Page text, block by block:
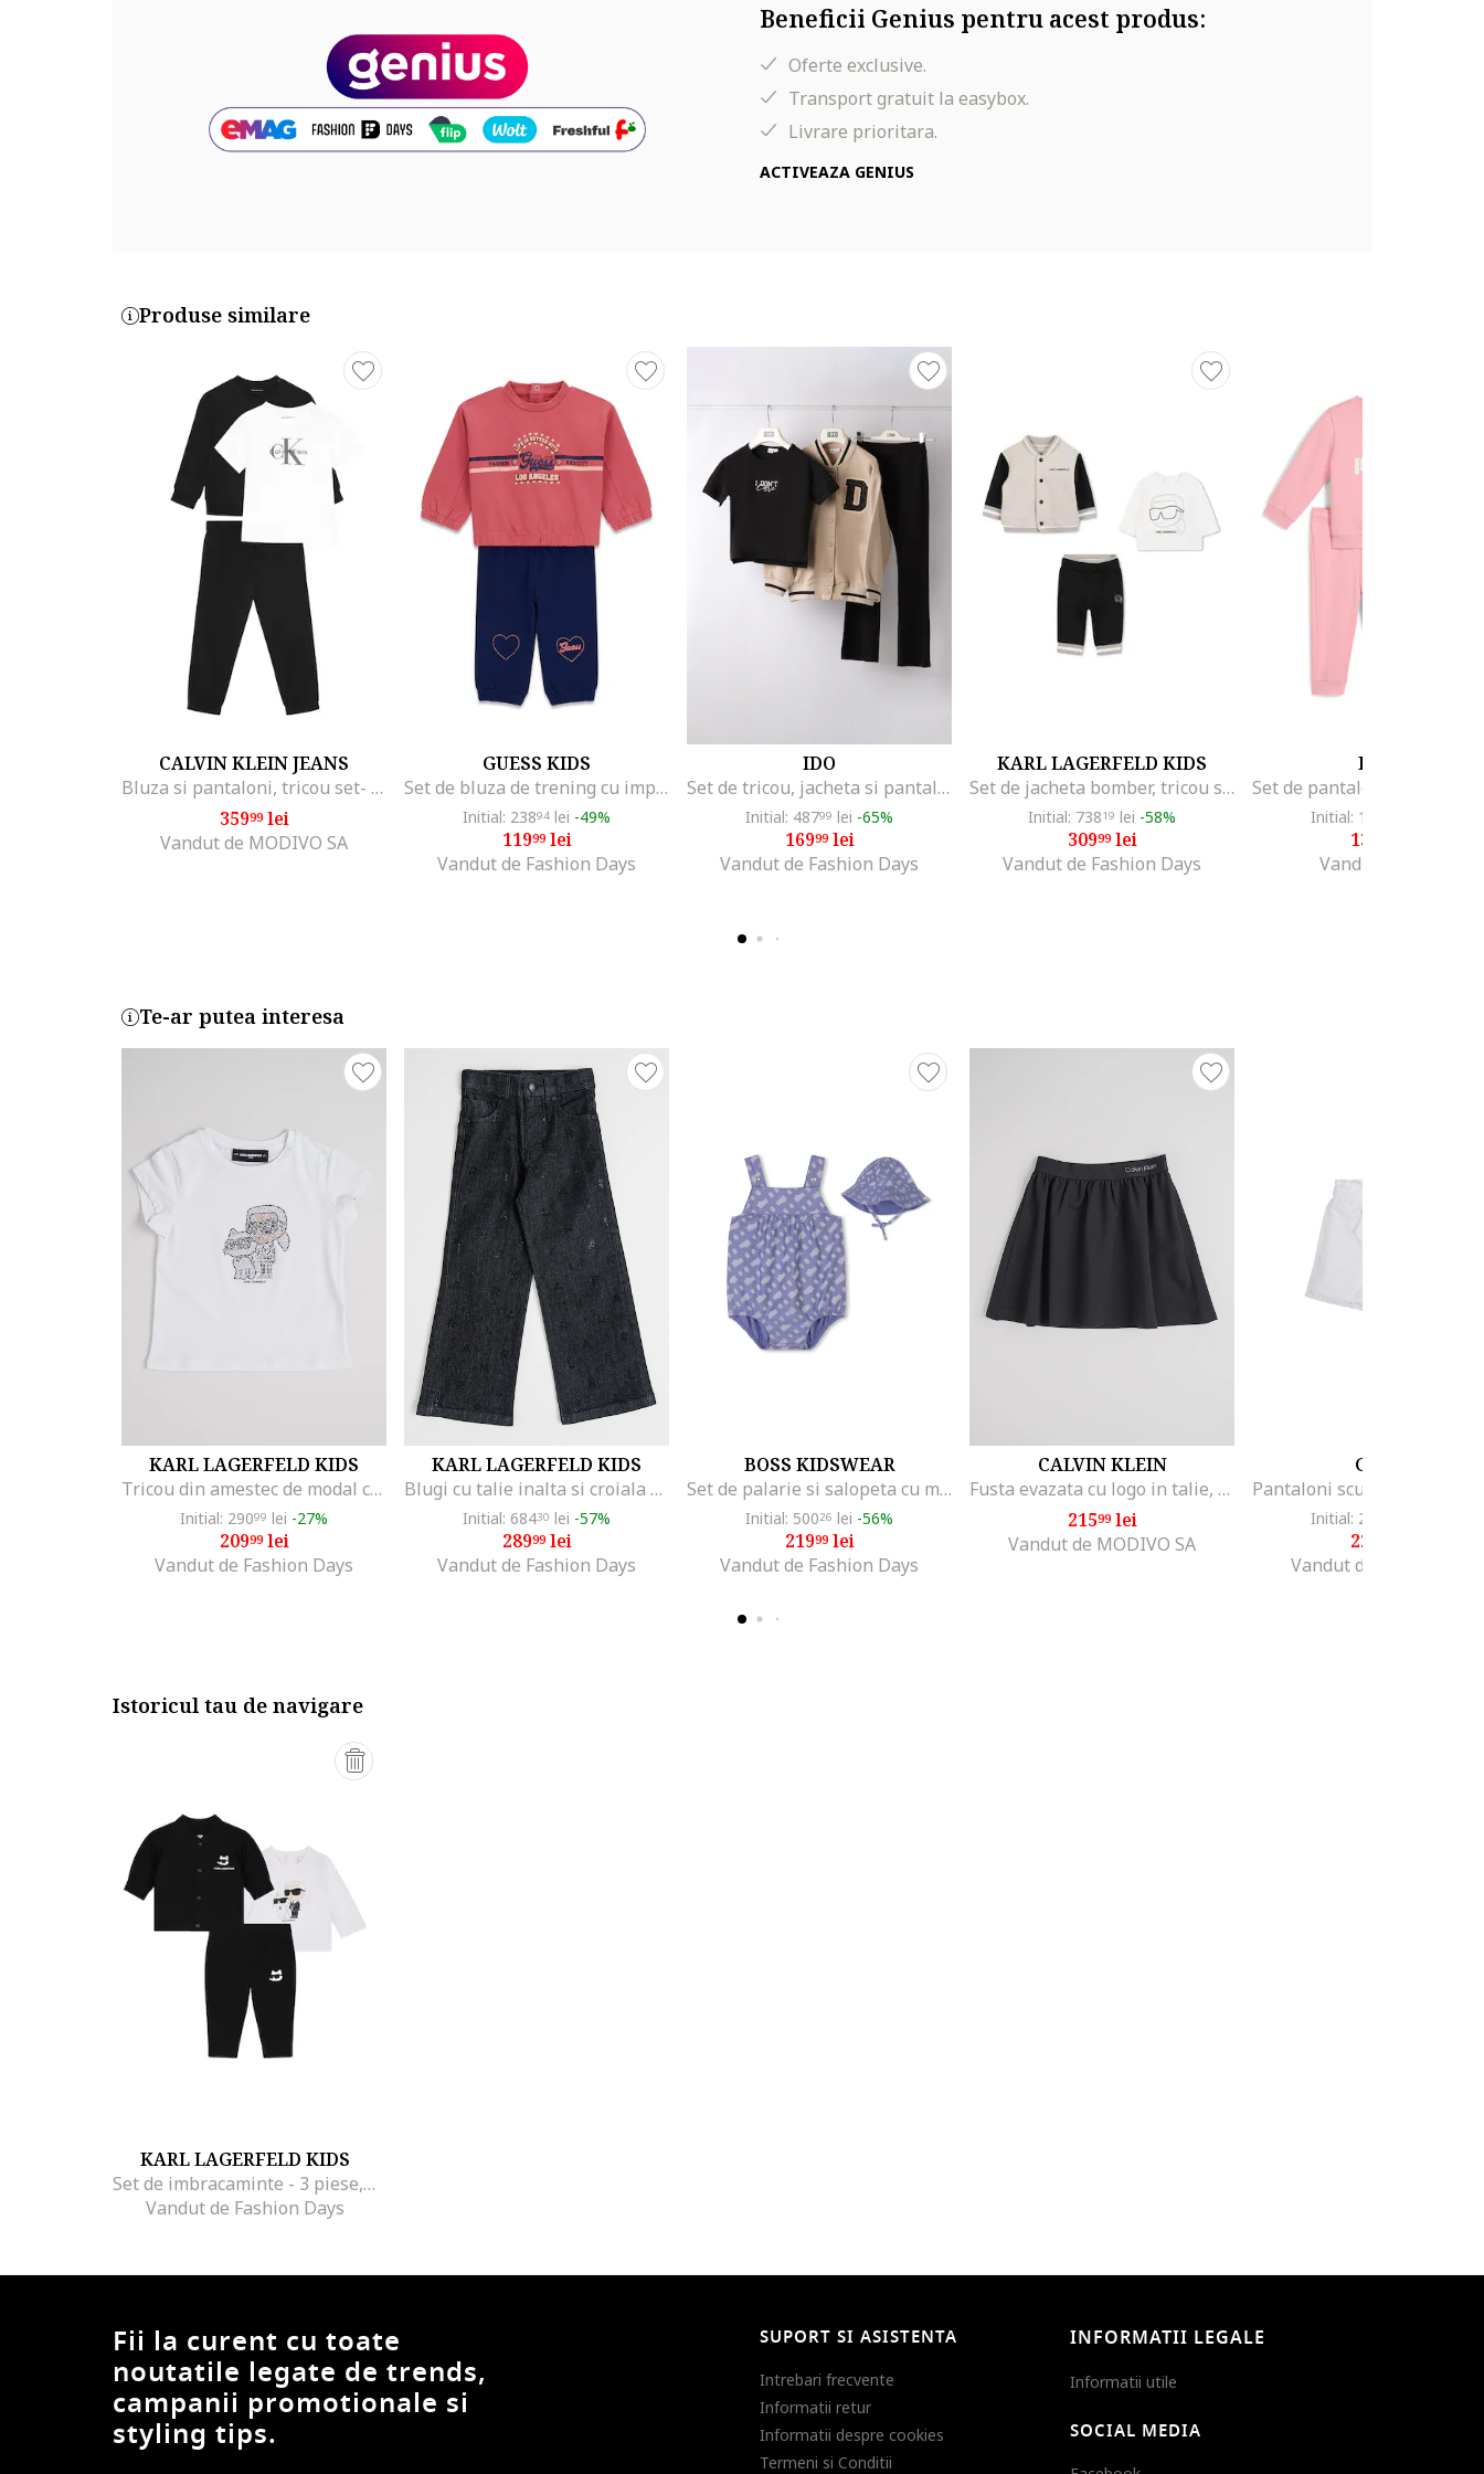
Exterior: 77% bumbac, 16% poliester, 7% elastan
Material garnituri: 100% bumbac
Beneficii Genius pentru acest produs:
Oferte exclusive.
Transport gratuit la easybox.
Livrare prioritara.
ACTIVEAZA GENIUS
Produse similare
CALVIN KLEIN JEANS
Bluza si pantaloni, tricou set- 3 Piese,
35999lei
Vandut de MODIVO SA
GUESS KIDS
Set de bluza de trening cu imprimeu logo si pantaloni de trening relaxed-fit, Albastru inchis/Roz inchis
Initial: 23894 lei -49%
11999lei
Vandut de Fashion Days
IDO
Set de tricou, jacheta si pantaloni - 3 piese, Negru/Bej
Initial: 48799 lei -65%
16999lei
Vandut de Fashion Days
KARL LAGERFELD KIDS
Set de jacheta bomber, tricou si pantaloni de trening, Negru/Maro nisip
Initial: 73819 lei -58%
30999lei
Vandut de Fashion Days
PUMA
Initial: 173
138
Vandut de GRID
Te-ar putea interesa
KARL LAGERFELD KIDS
Tricou din amestec de modal cu aplicatii si logo, Alb
Initial: 29099 lei -27%
20999lei
Vandut de Fashion Days
KARL LAGERFELD KIDS
Blugi cu talie inalta si croiala ampla, Negru stins
Initial: 68430 lei -57%
28999lei
Vandut de Fashion Days
BOSS KIDSWEAR
Set de palarie si salopeta cu model, Albastru prafuit
Initial: 50026 lei -56%
21999lei
Vandut de Fashion Days
CALVIN KLEIN
Fusta evazata cu logo in talie, Negru
21599lei
Vandut de MODIVO SA
GUESS
Initial: 289
222
Vandut de MODIVO SA
Istoricul tau de navigare
KARL LAGERFELD KIDS
Set de imbracaminte - 3 piese, Alb/Negru
Vandut de Fashion Days
Fii la curent cu toate
noutatile legate de trends,
campanii promotionale si
styling tips.
SUPORT SI ASISTENTA
Intrebari frecvente
Informatii retur
Informatii despre cookies
Termeni si Conditii
INFORMATII LEGALE
Informatii utile
SOCIAL MEDIA